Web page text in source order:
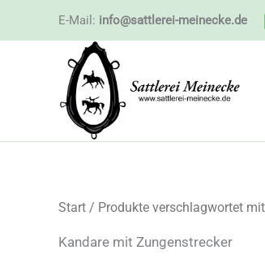
E-Mail: info@sattlerei-meinecke.de
Start / Produkte verschlagwortet
Kandare mit Zungenstrecker